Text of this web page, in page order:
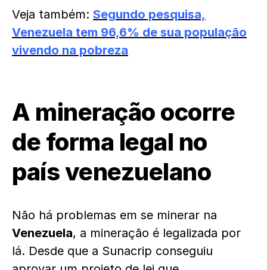
Veja também: Segundo pesquisa,
Venezuela tem 96,6% de sua população
vivendo na pobreza
A mineração ocorre
de forma legal no
país venezuelano
Não há problemas em se minerar na
Venezuela, a mineração é legalizada por
lá. Desde que a Sunacrip conseguiu